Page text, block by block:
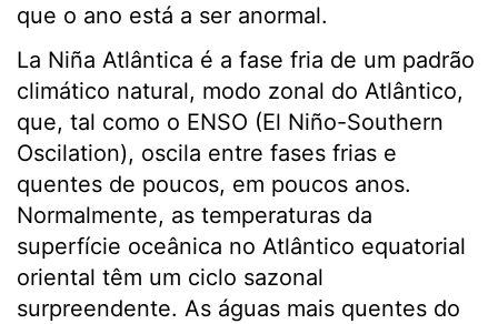
que o ano está a ser anormal.
La Niña Atlântica é a fase fria de um padrão
climático natural, modo zonal do Atlântico,
que, tal como o ENSO (El Niño-Southern
Oscilation), oscila entre fases frias e
quentes de poucos, em poucos anos.
Normalmente, as temperaturas da
superfície oceânica no Atlântico equatorial
oriental têm um ciclo sazonal
surpreendente. As águas mais quentes do